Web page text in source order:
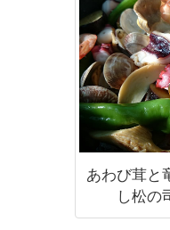
あわび茸と
し松の